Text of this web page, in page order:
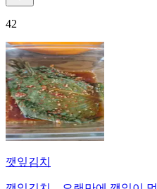
42
깻잎김치